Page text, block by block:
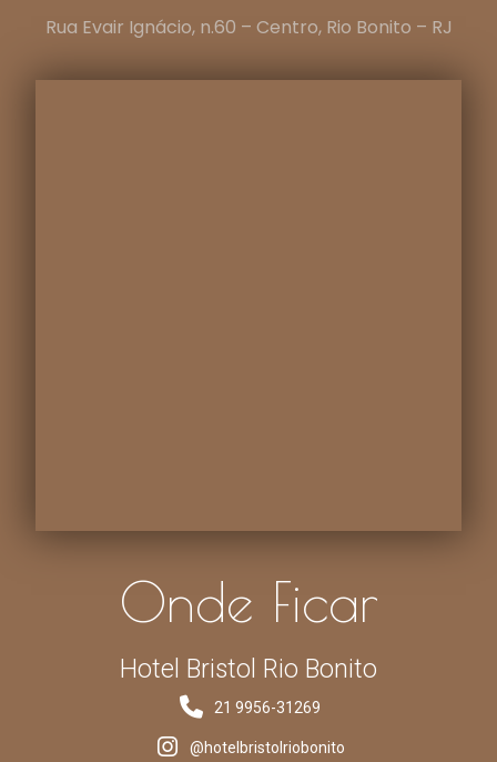
Rua Evair Ignácio, n.60 – Centro, Rio Bonito – RJ
Onde Ficar
Hotel Bristol Rio Bonito
21 9956-31269
@hotelbristolriobonito